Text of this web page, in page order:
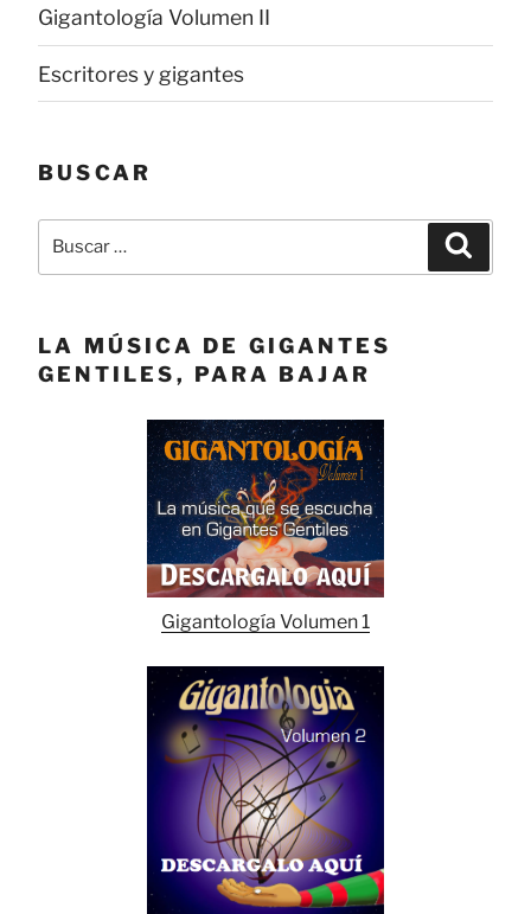
Gigantología Volumen II
Escritores y gigantes
BUSCAR
Buscar
LA MÚSICA DE GIGANTES
GENTILES, PARA BAJAR
Gigantología Volumen 1